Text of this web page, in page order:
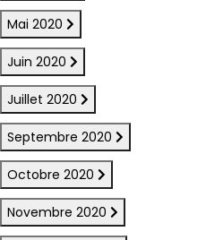
Mai 2020
Juin 2020
Juillet 2020
Septembre 2020
Octobre 2020
Novembre 2020